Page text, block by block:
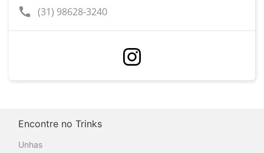
call (31) 98628-3240
Encontre no Trinks
Unhas